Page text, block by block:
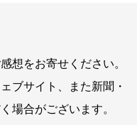
想をお寄せください。
ブサイト、また新聞・
場合がございます。